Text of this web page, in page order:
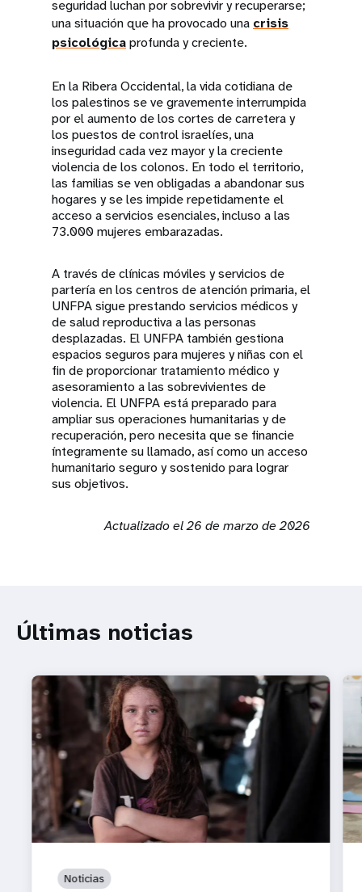
seguridad luchan por sobrevivir y recuperarse;
una situación que ha provocado una crisis
psicológicaprofunda y creciente.
En la Ribera Occidental, la vida cotidiana de
los palestinos se ve gravemente interrumpida
por el aumento de los cortes de carretera y
los puestos de control israelíes, una
inseguridad cada vez mayor y la creciente
violencia de los colonos. En todo el territorio,
las familias se ven obligadas a abandonar sus
hogares y se les impide repetidamente el
acceso a servicios esenciales, incluso a las
73.000 mujeres embarazadas.
A través de clínicas móviles y servicios de
partería en los centros de atención primaria, el
UNFPA sigue prestando servicios médicos y
de salud reproductiva a las personas
desplazadas. El UNFPA también gestiona
espacios seguros para mujeres y niñas con el
fin de proporcionar tratamiento médico y
asesoramiento a las sobrevivientes de
violencia. El UNFPA está preparado para
ampliar sus operaciones humanitarias y de
recuperación, pero necesita que se financie
íntegramente su llamado, así como un acceso
humanitario seguro y sostenido para lograr
sus objetivos.
Actualizado el 26 de marzo de 2026
Últimas noticias
Noticias